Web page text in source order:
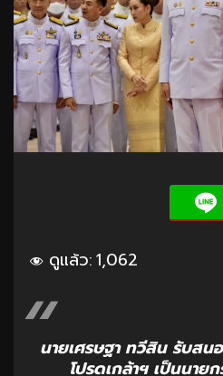
ดูแล้ว:1,062
นายเศรษฐา ทวีสิน รับสน
โปรดเกล้าฯ เป็นนา